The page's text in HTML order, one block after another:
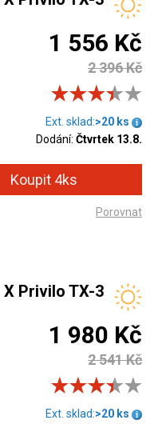
1 556 Kč
2 396 Kč
Ext. sklad:>20 ks
Dodání: Čtvrtek 13.8.
Porovnat
X Privilo TX-3
1 980 Kč
2 541 Kč
Ext. sklad:>20 ks